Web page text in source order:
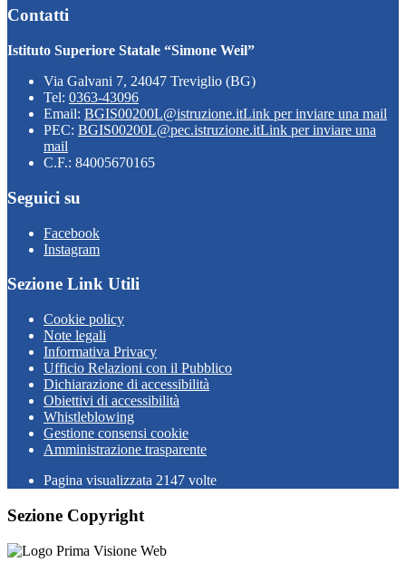
Contatti
Istituto Superiore Statale “Simone Weil”
Via Galvani 7, 24047 Treviglio (BG)
Tel: 0363-43096
Email: BGIS00200L@istruzione.itLink per inviare una mail
PEC: BGIS00200L@pec.istruzione.itLink per inviare una
mail
C.F.: 84005670165
Seguici su
Facebook
Instagram
Sezione Link Utili
Cookie policy
Note legali
Informativa Privacy
Ufficio Relazioni con il Pubblico
Dichiarazione di accessibilità
Obiettivi di accessibilità
Whistleblowing
Gestione consensi cookie
Amministrazione trasparente
Pagina visualizzata 2147 volte
Sezione Copyright